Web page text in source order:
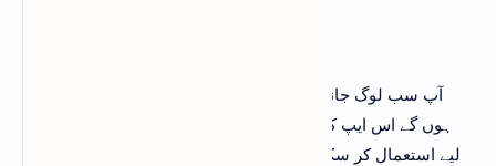
آپ سب لوگ جانتے ہوں گے اور اس ایپ کو استعمال بھی کرتے
ہوں گے اس ایپ کا میوزک آپ بالکل فری میں یوٹیوب ویڈیوز کے
لیے استعمال کر سکتے ہیں آپ کو کوئی بھی کاپی رائٹ کا مسئلہ